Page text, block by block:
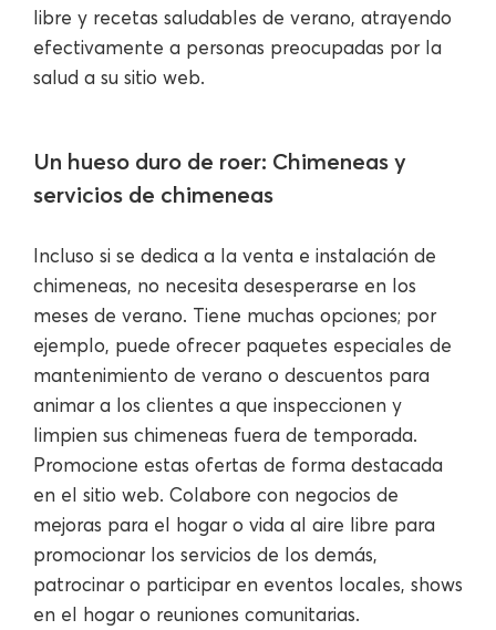
libre y recetas saludables de verano, atrayendo
efectivamente a personas preocupadas por la
salud a su sitio web.
Un hueso duro de roer: Chimeneas y
servicios de chimeneas
Incluso si se dedica a la venta e instalación de
chimeneas, no necesita desesperarse en los
meses de verano. Tiene muchas opciones; por
ejemplo, puede ofrecer paquetes especiales de
mantenimiento de verano o descuentos para
animar a los clientes a que inspeccionen y
limpien sus chimeneas fuera de temporada.
Promocione estas ofertas de forma destacada
en el sitio web. Colabore con negocios de
mejoras para el hogar o vida al aire libre para
promocionar los servicios de los demás,
patrocinar o participar en eventos locales, shows
en el hogar o reuniones comunitarias.